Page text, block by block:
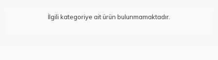
İlgili kategoriye ait ürün bulunmamaktadır.